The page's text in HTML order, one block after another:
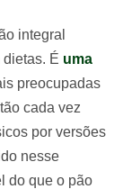
integral
É uma
preocupadas
cada vez
por versões
nesse
do que o pão